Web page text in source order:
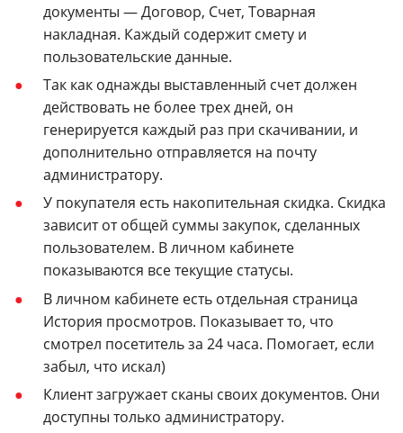
документы — Договор, Счет, Товарная
накладная. Каждый содержит смету и
пользовательские данные.
Так как однажды выставленный счет должен
действовать не более трех дней, он
генерируется каждый раз при скачивании, и
дополнительно отправляется на почту
администратору.
У покупателя есть накопительная скидка. Скидка
зависит от общей суммы закупок, сделанных
пользователем. В личном кабинете
показываются все текущие статусы.
В личном кабинете есть отдельная страница
История просмотров. Показывает то, что
смотрел посетитель за 24 часа. Помогает, если
забыл, что искал)
Клиент загружает сканы своих документов. Они
доступны только администратору.